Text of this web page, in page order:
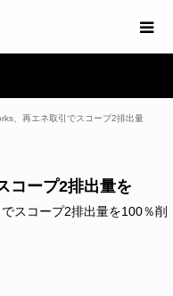
、再エネ取引でスコープ2排出量
コープ2排出量を